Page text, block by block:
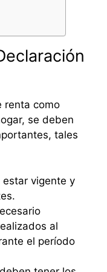
renta como
se deben
tales
estar vigente y
al
el período